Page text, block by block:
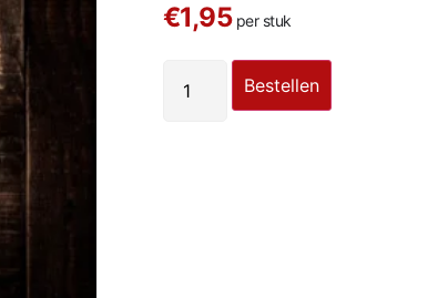
€1,95per stuk
Bestellen